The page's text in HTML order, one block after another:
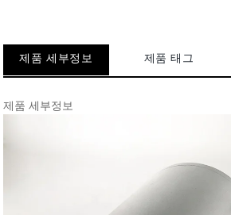
제품 세부정보 제품 태그
제품 세부정보